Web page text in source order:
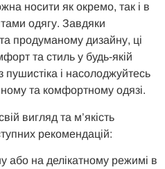
носити як окремо, так і в
одягу. Завдяки
продуманому дизайну, ці
та стиль у будь-якій
і насолоджуйтесь
та комфортному одязі.
вигляд та м’якість
рекомендацій:
або на делікатному режимі в